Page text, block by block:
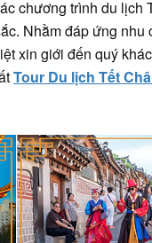
chương trình du
Nhằm đáp ứng
xin giới đến quý
Tour Du lịch Tết